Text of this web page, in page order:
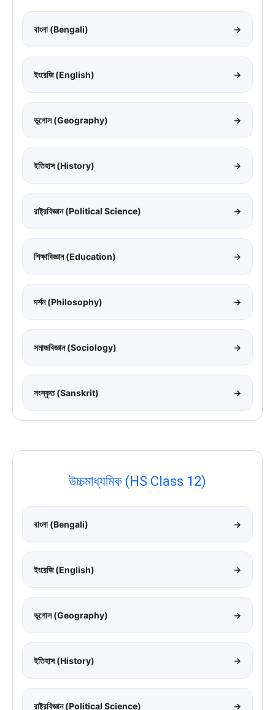
বাংলা (Bengali) →
ইংরেজি (English) →
ভূগোল (Geography) →
ইতিহাস (History) →
রাষ্ট্রবিজ্ঞান (Political Science) →
শিক্ষাবিজ্ঞান (Education) →
দর্শন (Philosophy) →
সমাজবিজ্ঞান (Sociology) →
সংস্কৃত (Sanskrit) →
উচ্চমাধ্যমিক (HS Class 12)
বাংলা (Bengali) →
ইংরেজি (English) →
ভূগোল (Geography) →
ইতিহাস (History) →
রাষ্ট্রবিজ্ঞান (Political Science) →